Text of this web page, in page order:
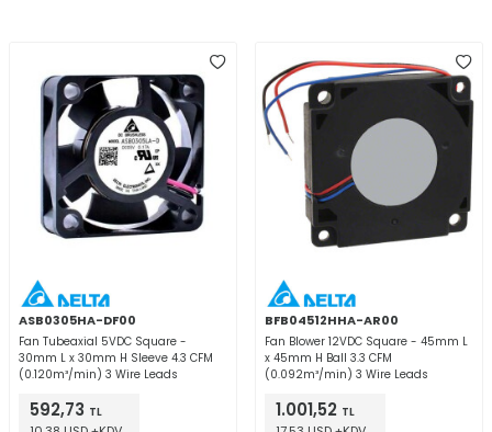
ASB0305HA-DF00
Fan Tubeaxial 5VDC Square -
30mm L x 30mm H Sleeve 4.3 CFM
(0.120m³/min) 3 Wire Leads
592,73 TL
BFB04512HHA-AR00
Fan Blower 12VDC Square - 45mm L
x 45mm H Ball 3.3 CFM
(0.092m³/min) 3 Wire Leads
1.001,52 TL